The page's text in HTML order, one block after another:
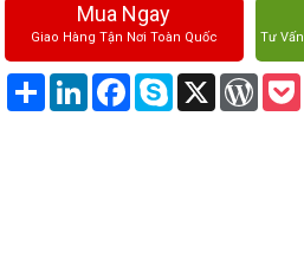
Mua Ngay
Giao Hàng Tận Nơi Toàn Quốc Tư
ShareLinkedInFacebook
SkypeX